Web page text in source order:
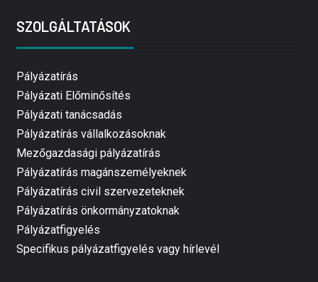
SZOLGÁLTATÁSOK
Pályázatírás
Pályázati Előminősítés
Pályázati tanácsadás
Pályázatírás vállalkozásoknak
Mezőgazdasági pályázatírás
Pályázatírás magánszemélyeknek
Pályázatírás civil szervezeteknek
Pályázatírás önkormányzatoknak
Pályázatfigyelés
Specifikus pályázatfigyelés vagy hírlevél